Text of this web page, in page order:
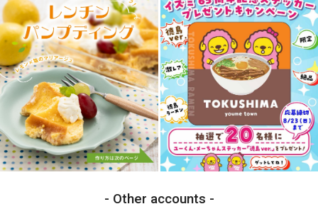
Other accounts